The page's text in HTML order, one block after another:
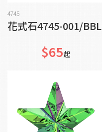
4745
花式石4745-001/BBL
$65起